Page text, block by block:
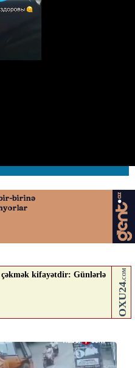
sürücü qəza